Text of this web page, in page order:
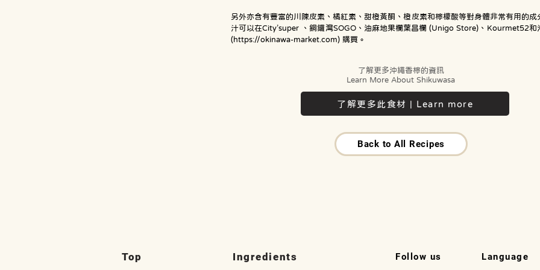
另外亦含有豐富的川陳皮素、橘紅素、甜橙黃酮、橙皮素和檸檬酸等對身體非常有用的成
汁可以在City’super 、銅鑼灣SOGO、油麻地果欄葉昌欄 (Unigo Store)、Kourmet52和
(https://okinawa-market.com) 購買。
了解更多沖繩香檸的資訊
Learn More About Shikuwasa
了解更多此食材 | Learn more
Back to All Recipes
Top Ingredients Follow us Language